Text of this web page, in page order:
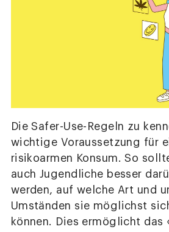
Die Safer-Use-Regeln zu
wichtige Voraussetzung für
risikoarmen Konsum. So
auch Jugendliche besser
werden, auf welche Art und
Umständen sie möglichst
können. Dies ermöglicht das